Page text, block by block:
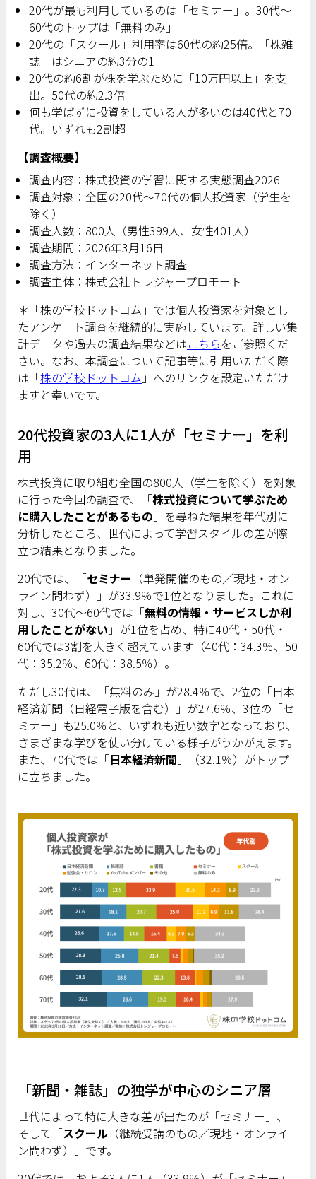
20代が最も利用しているのは「セミナー」。30代～
60代のトップは「無料のみ」
20代の「スクール」利用率は60代の約25倍。「株雑
誌」はシニアの約3分の1
20代の約6割が株を学ぶために「10万円以上」を支
出。50代の約2.3倍
何も学ばずに投資をしている人が多いのは40代と70
代。いずれも2割超
【調査概要】
調査内容：株式投資の学習に関する実態調査2026
調査対象：全国の20代〜70代の個人投資家（学生を
除く）
調査人数：800人（男性399人、女性401人）
調査期間：2026年3月16日
調査方法：インターネット調査
調査主体：株式会社トレジャープロモート
＊「株の学校ドットコム」では個人投資家を対象とし
たアンケート調査を継続的に実施しています。詳しい集
計データや過去の調査結果などはこちらをご参照くだ
さい。なお、本調査について記事等に引用いただく際
は「株の学校ドットコム 」へのリンクを設定いただけ
ますと幸いです。
20代投資家の3人に1人が「セミナー」を利
用
株式投資に取り組む全国の800人（学生を除く）を対象
に行った今回の調査で、「株式投資について学ぶため
に購入したことがあるもの 」を尋ねた結果を年代別に
分析したところ、世代によって学習スタイルの差が際
立つ結果となりました。
20代では、「セミナー （単発開催のもの／現地・オン
ライン問わず）」が33.9％で1位となりました。これに
対し、30代〜60代では「無料の情報・サービスしか利
用したことがない 」が1位を占め、特に40代・50代・
60代では3割を大きく超えています（40代：34.3％、50
代：35.2％、60代：38.5％）。
ただし30代は、「無料のみ」が28.4％で、2位の「日本
経済新聞（日経電子版を含む）」が27.6％、3位の「セ
ミナー」も25.0％と、いずれも近い数字となっており、
さまざまな学びを使い分けている様子がうかがえます。
また、70代では「日本経済新聞 」（32.1％）がトップ
に立ちました。
「新聞・雑誌」の独学が中心のシニア層
世代によって特に大きな差が出たのが「セミナー」、
そして「スクール（継続受講のもの／現地・オンライ
ン問わず）」です。